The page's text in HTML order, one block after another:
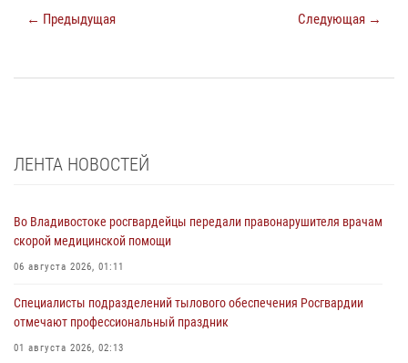
← Предыдущая Следующая →
ЛЕНТА НОВОСТЕЙ
Во Владивостоке росгвардейцы передали правонарушителя врачам
скорой медицинской помощи
06 августа 2026, 01:11
Специалисты подразделений тылового обеспечения Росгвардии
отмечают профессиональный праздник
01 августа 2026, 02:13